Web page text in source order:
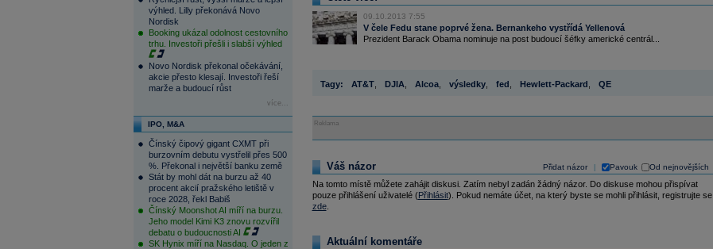
výhled. Lilly překonává Novo
Nordisk
Booking ukázal odolnost cestovního
trhu. Investoři přešli i slabší výhled
Novo Nordisk překonal očekávání,
akcie přesto klesají. Investoři řeší
marže a budoucí růst
více...
IPO, M&A
Čínský čipový gigant CXMT při
burzovním debutu vystřelil přes 500
%. Překonal i největší banku země
Stát by mohl dát na burzu až 40
procent akcií pražského letiště v
roce 2028, řekl Babiš
Čínský Moonshot AI míří na burzu.
Jeho model Kimi K3 znovu rozvířil
debatu o budoucnosti AI
SK Hynix míří na Nasdaq. O jeden z
09.10.2013 7:55
V čele Fedu stane poprvé žena. Bernankeho vystřídá Yellenová
Prezident Barack Obama nominuje na post budoucí šéfky americké centrál...
Tagy: AT&T, DJIA Alcoa, výsledky, fed Hewlett-Packard QE
Reklama
Přidat názor Pavouk Od nejnovějších
Váš názor
Na tomto místě můžete zahájit diskusi. Zatím nebyl zadán žádný názor. Do diskuse mohou přispívat
pouze přihlášení uživatelé (Přihlásit). Pokud nemáte účet, na který byste se mohli přihlásit, registrujte se
zde.
Aktuální komentáře